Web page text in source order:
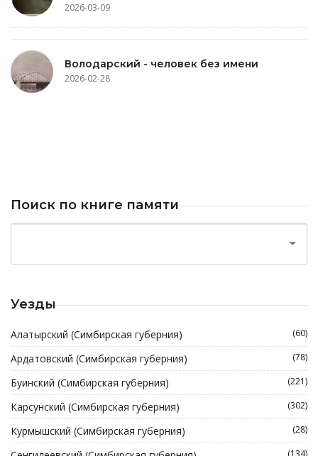
2026-03-09
Володарский - человек без имени
2026-02-28
Поиск по книге памяти
Уезды
Алатырский (Симбирская губерния) (60)
Ардатовский (Симбирская губерния) (78)
Буинский (Симбирская губерния) (221)
Карсунский (Симбирская губерния) (302)
Курмышский (Симбирская губерния) (28)
(134)